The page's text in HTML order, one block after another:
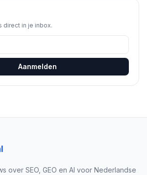
direct in je inbox.
Aanmelden
over SEO, GEO en AI voor Nederlandse